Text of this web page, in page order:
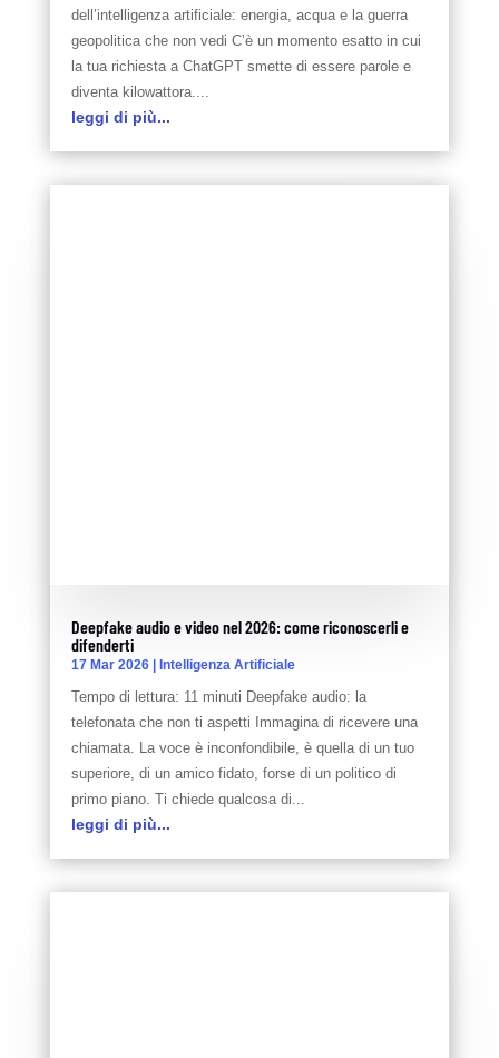
dell’intelligenza artificiale: energia, acqua e la guerra
geopolitica che non vedi C’è un momento esatto in cui
la tua richiesta a ChatGPT smette di essere parole e
diventa kilowattora....
leggi di più...
Deepfake audio e video nel 2026: come riconoscerli e
difenderti
17 Mar 2026| Intelligenza Artificiale
Tempo di lettura: 11 minuti Deepfake audio: la
telefonata che non ti aspetti Immagina di ricevere una
chiamata. La voce è inconfondibile, è quella di un tuo
superiore, di un amico fidato, forse di un politico di
primo piano. Ti chiede qualcosa di...
leggi di più...